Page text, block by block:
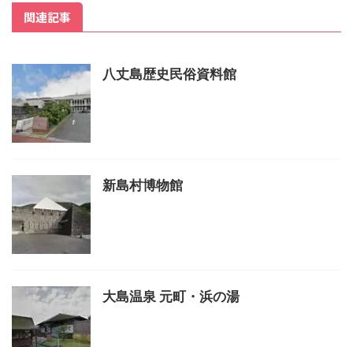
関連記事
八丈島歴史民俗資料館
新島村博物館
大島温泉 元町・浜の湯